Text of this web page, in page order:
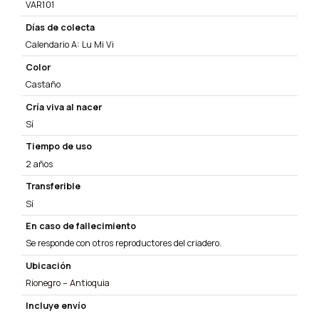
VAR101
Días de colecta
Calendario A: Lu Mi Vi
Color
Castaño
Cría viva al nacer
Sí
Tiempo de uso
2 años
Transferible
Sí
En caso de fallecimiento
Se responde con otros reproductores del criadero.
Ubicación
Rionegro – Antioquia
Incluye envío